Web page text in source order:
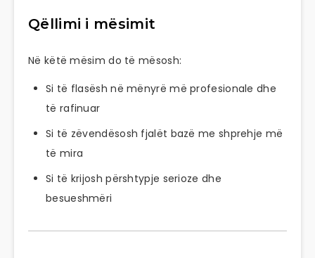
Qëllimi i mësimit
Në këtë mësim do të mësosh:
Si të flasësh në mënyrë më profesionale dhe
të rafinuar
Si të zëvendësosh fjalët bazë me shprehje më
të mira
Si të krijosh përshtypje serioze dhe
besueshmëri